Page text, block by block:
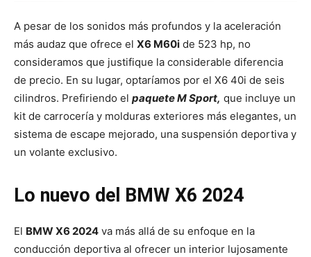
A pesar de los sonidos más profundos y la aceleración
más audaz que ofrece el X6 M60i de 523 hp, no
consideramos que justifique la considerable diferencia
de precio. En su lugar, optaríamos por el X6 40i de seis
cilindros. Prefiriendo el paquete M Sport, que incluye un
kit de carrocería y molduras exteriores más elegantes, un
sistema de escape mejorado, una suspensión deportiva y
un volante exclusivo.
Lo nuevo del BMW X6 2024
El BMW X6 2024 va más allá de su enfoque en la
conducción deportiva al ofrecer un interior lujosamente